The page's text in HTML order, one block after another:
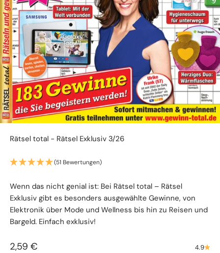
Rätsel total - Rätsel Exklusiv 3/26
(51 Bewertungen)
Wenn das nicht genial ist: Bei Rätsel total – Rätsel
Exklusiv gibt es besonders ausgewählte Gewinne, von
Elektronik über Mode und Wellness bis hin zu Reisen und
Bargeld. Einfach exklusiv!
Angebot
2,59 €
4.9